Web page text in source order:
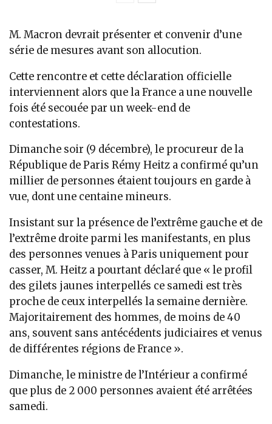
M. Macron devrait présenter et convenir d’une
série de mesures avant son allocution.
Cette rencontre et cette déclaration officielle
interviennent alors que la France a une nouvelle
fois été secouée par un week-end de
contestations.
Dimanche soir (9 décembre), le procureur de la
République de Paris Rémy Heitz a confirmé qu’un
millier de personnes étaient toujours en garde à
vue, dont une centaine mineurs.
Insistant sur la présence de l’extrême gauche et de
l’extrême droite parmi les manifestants, en plus
des personnes venues à Paris uniquement pour
casser, M. Heitz a pourtant déclaré que « le profil
des gilets jaunes interpellés ce samedi est très
proche de ceux interpellés la semaine dernière.
Majoritairement des hommes, de moins de 40
ans, souvent sans antécédents judiciaires et venus
de différentes régions de France ».
Dimanche, le ministre de l’Intérieur a confirmé
que plus de 2 000 personnes avaient été arrêtées
samedi.